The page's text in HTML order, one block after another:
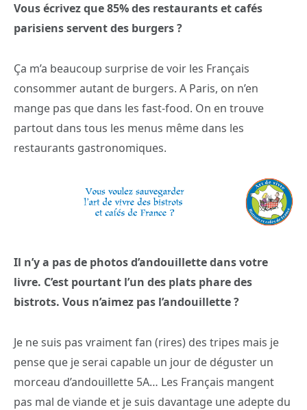
Vous écrivez que 85% des restaurants et cafés
parisiens servent des burgers ?
Ça m’a beaucoup surprise de voir les Français
consommer autant de burgers. A Paris, on n’en
mange pas que dans les fast-food. On en trouve
partout dans tous les menus même dans les
restaurants gastronomiques.
Il n’y a pas de photos d’andouillette dans votre
livre. C’est pourtant l’un des plats phare des
bistrots. Vous n’aimez pas l’andouillette ?
Je ne suis pas vraiment fan (rires) des tripes mais je
pense que je serai capable un jour de déguster un
morceau d’andouillette 5A… Les Français mangent
pas mal de viande et je suis davantage une adepte du